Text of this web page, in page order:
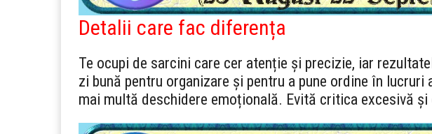
Detalii care fac diferența
Te ocupi de sarcini care cer atenție și precizie, iar
zi bună pentru organizare și pentru a pune ordine în lucruri
mai multă deschidere emoțională. Evită critica excesivă